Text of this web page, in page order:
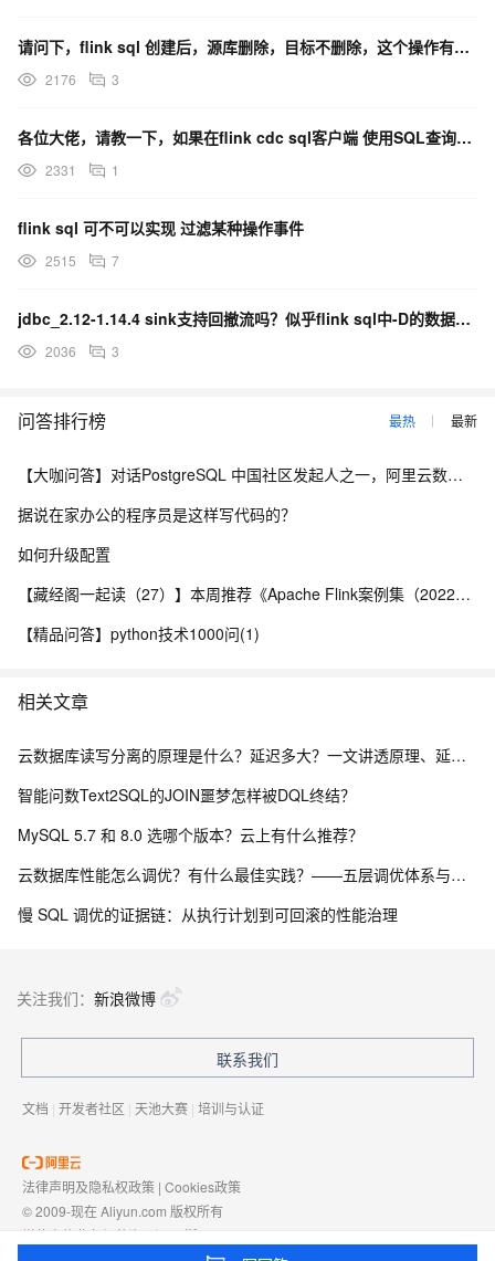
请问下，flink sql 创建后，源库删除，目标不删除，这个操作有好的解决方法没呀？
2176 3
各位大佬，请教一下，如果在flink cdc sql客户端 使用SQL查询表，怎么能记录原系统的数据
2331 1
flink sql 可不可以实现 过滤某种操作事件
2515 7
jdbc_2.12-1.14.4 sink支持回撤流吗？似乎flink sql中-D的数据并不能执行
2036 3
问答排行榜 最热 最新
【大咖问答】对话PostgreSQL 中国社区发起人之一，阿里云数据库高级专家 德哥
据说在家办公的程序员是这样写代码的？
如何升级配置
【藏经阁一起读（27）】本周推荐《Apache Flink案例集（2022版）》，你有哪些心得？
【精品问答】python技术1000问(1)
相关文章
云数据库读写分离的原理是什么？延迟多大？一文讲透原理、延迟与落地方案
智能问数Text2SQL的JOIN噩梦怎样被DQL终结？
MySQL 5.7 和 8.0 选哪个版本？云上有什么推荐？
云数据库性能怎么调优？有什么最佳实践？——五层调优体系与阿里云 RDS 实战
慢 SQL 调优的证据链：从执行计划到可回滚的性能治理
关注我们： 新浪微博
联系我们
文档 | 开发者社区 | 天池大赛 | 培训与认证
法律声明及隐私权政策 | Cookies政策
© 2009-现在 Aliyun.com 版权所有
增值电信业务经营许可证： 浙B2-20080101